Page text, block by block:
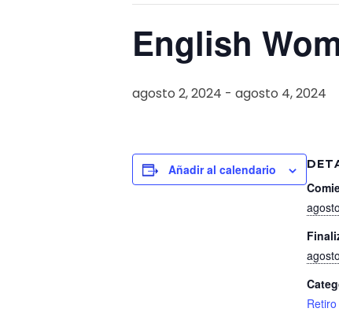
English
agosto 2, 2024 - agosto 4, 2024
Añadir al calendario
Retiro